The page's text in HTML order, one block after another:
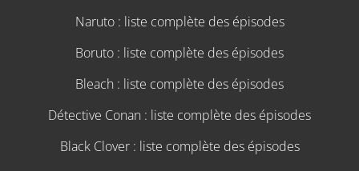
Naruto : liste complète des épisodes
Boruto : liste complète des épisodes
Bleach : liste complète des épisodes
Détective Conan : liste complète des épisodes
Black Clover : liste complète des épisodes